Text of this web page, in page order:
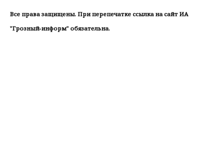
Все права защищены. При перепечатке ссылка на сайт ИА
"Грозный-информ" обязательна.